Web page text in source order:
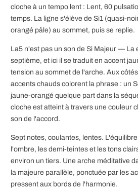
cloche à un tempo lent : Lent, 60
temps. La ligne s'élève de Si1 (quasi-
orangé pâle) au sommet, puis se replie.
La5 n'est pas un son de Si Majeur — La
septième, et ici il se traduit en accent
tension au sommet de l'arche. Aux
accents chauds colorent la phrase : un
jaune-orangé quelque part dans la
cloche est atteint à travers une couleur
son de l'accord.
Sept notes, coulantes, lentes.
l'ombre, les demi-teintes et les tons
environ un tiers. Une arche méditative
la majeure parallèle, ponctuée par les
pressent aux bords de l'harmonie.